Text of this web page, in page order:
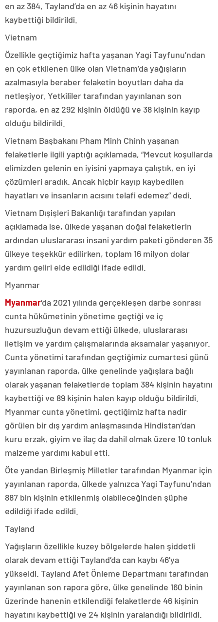
en az 384, Tayland’da en az 46 kişinin hayatını
kaybettiği bildirildi.
Vietnam
Özellikle geçtiğimiz hafta yaşanan Yagi Tayfunu’ndan
en çok etkilenen ülke olan Vietnam’da yağışların
azalmasıyla beraber felaketin boyutları daha da
netleşiyor. Yetkililer tarafından yayınlanan son
raporda, en az 292 kişinin öldüğü ve 38 kişinin kayıp
olduğu bildirildi.
Vietnam Başbakanı Pham Minh Chinh yaşanan
felaketlerle ilgili yaptığı açıklamada, “Mevcut koşullarda
elimizden gelenin en iyisini yapmaya çalıştık, en iyi
çözümleri aradık. Ancak hiçbir kayıp kaybedilen
hayatları ve insanların acısını telafi edemez” dedi.
Vietnam Dışişleri Bakanlığı tarafından yapılan
açıklamada ise, ülkede yaşanan doğal felaketlerin
ardından uluslararası insani yardım paketi gönderen 35
ülkeye teşekkür edilirken, toplam 16 milyon dolar
yardım geliri elde edildiği ifade edildi.
Myanmar
Myanmar‘da 2021 yılında gerçekleşen darbe sonrası
cunta hükümetinin yönetime geçtiği ve iç
huzursuzluğun devam ettiği ülkede, uluslararası
iletişim ve yardım çalışmalarında aksamalar yaşanıyor.
Cunta yönetimi tarafından geçtiğimiz cumartesi günü
yayınlanan raporda, ülke genelinde yağışlara bağlı
olarak yaşanan felaketlerde toplam 384 kişinin hayatını
kaybettiği ve 89 kişinin halen kayıp olduğu bildirildi.
Myanmar cunta yönetimi, geçtiğimiz hafta nadir
görülen bir dış yardım anlaşmasında Hindistan’dan
kuru erzak, giyim ve ilaç da dahil olmak üzere 10 tonluk
malzeme yardımı kabul etti.
Öte yandan Birleşmiş Milletler tarafından Myanmar için
yayınlanan raporda, ülkede yalnızca Yagi Tayfunu’ndan
887 bin kişinin etkilenmiş olabileceğinden şüphe
edildiği ifade edildi.
Tayland
Yağışların özellikle kuzey bölgelerde halen şiddetli
olarak devam ettiği Tayland’da can kaybı 46’ya
yükseldi. Tayland Afet Önleme Departmanı tarafından
yayınlanan son rapora göre, ülke genelinde 160 binin
üzerinde hanenin etkilendiği felaketlerde 46 kişinin
hayatını kaybettiği ve 24 kişinin yaralandığı bildirildi.